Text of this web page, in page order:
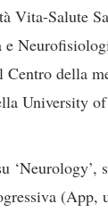
Vita-Salute
della
University
‘Neurology’,
(App,